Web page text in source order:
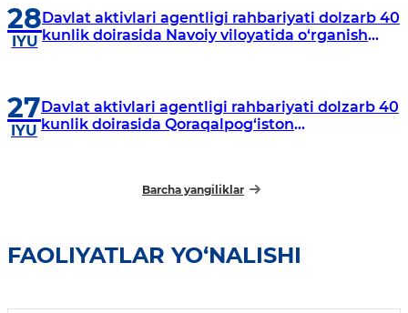
28
IYU
Davlat aktivlari agentligi rahbariyati dolzarb 40
kunlik doirasida Navoiy viloyatida o‘rganish
27
IYU
Davlat aktivlari agentligi rahbariyati dolzarb 40
kunlik doirasida Qoraqalpog‘iston
Barcha yangiliklar
FAOLIYATLAR YO‘NALISHI